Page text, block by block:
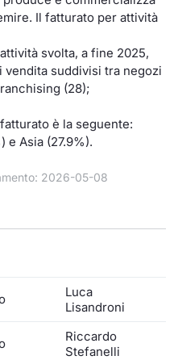
Il fatturato per attività
svolta, a fine 2025,
vendita suddivisi tra negozi
(28);
è la seguente:
e Asia (27.9%).
2026-05-08
Luca
Lisandroni
Riccardo
Stefanelli
Per
BTP
BTP
Opzioni
KID/
Listing
Notizie
Servizi
Dati di